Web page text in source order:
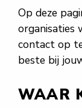
Op deze
organisaties
contact op
beste bij
WAAR